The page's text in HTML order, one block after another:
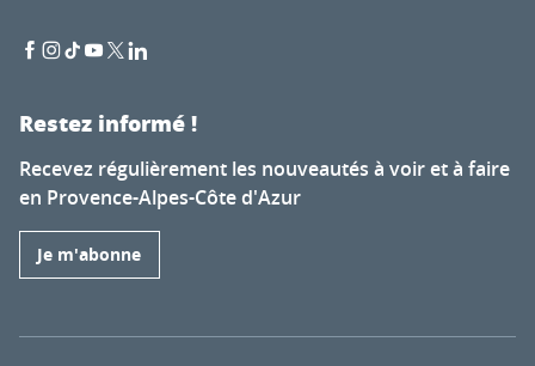
Restez informé !
Recevez régulièrement les nouveautés à voir et à faire
en Provence-Alpes-Côte d'Azur
Je m'abonne